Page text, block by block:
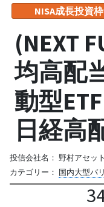
NISA成長投資枠
(NEXT
均高配
動型
日経高
投信会社名： 野村アセッ
カテゴリー： 国内大型バ